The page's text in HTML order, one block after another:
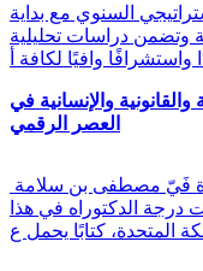
السنوي مع بداية
وتضمن دراسات تحليلية
وافيًا لكافة أ
والإنسانية في
العصر الرقمي
درجة الدكتوراه في هذا
المتحدة، كتابًا يحمل ع